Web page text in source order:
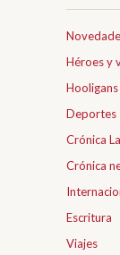
Héroes y
Deportes
Crónica
Crónica
Escritura
Viajes